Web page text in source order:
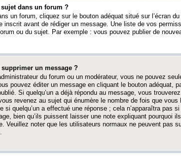
dans un forum ?
un forum, cliquez sur le bouton adéquat situé sur l’écran
inscrit avant de rédiger un message. Une liste de vos
ou du sujet. Par exemple : vous pouvez publier de
un message ?
du forum ou un modérateur, vous ne pouvez
pouvez éditer un message en cliquant le bouton adéquat,
Si quelqu’un a déjà répondu au message, vous
revenez au sujet qui énumère le nombre de fois que vous
si quelqu’un a effectué une réponse ; cela n’apparaîtra pas
bien qu’ils puissent laisser une note expliquant pourquoi
Veuillez noter que les utilisateurs normaux ne peuvent pas